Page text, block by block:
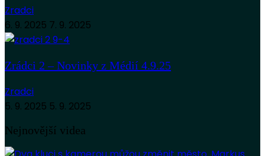
Zradci
6. 9. 2025 7. 9. 2025
Zrádci 2 – Novinky z Médií 4.9.25
Zradci
5. 9. 2025 5. 9. 2025
Nejnovější videa